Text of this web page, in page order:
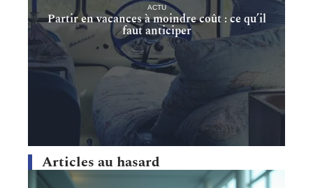
ACTU
Partir en vacances à moindre coût : ce qu’il
faut anticiper
Articles au hasard